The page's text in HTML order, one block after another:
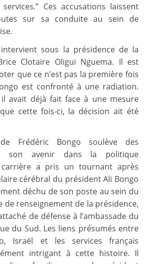
services.” Ces accusations laissent
sur sa conduite au sein de
sous la présidence de la
Clotaire Oligui Nguema. Il est
que ce n’est pas la première fois
est confronté à une radiation.
il avait déjà fait face à une mesure
cette fois-ci, la décision ait été
Frédéric Bongo soulève des
son avenir dans la politique
carrière a pris un tournant après
cérébral du président Ali Bongo
déchu de son poste au sein du
de renseignement de la présidence,
de défense à l’ambassade du
du Sud. Les liens présumés entre
Israël et les services français
intrigant à cette histoire. Il